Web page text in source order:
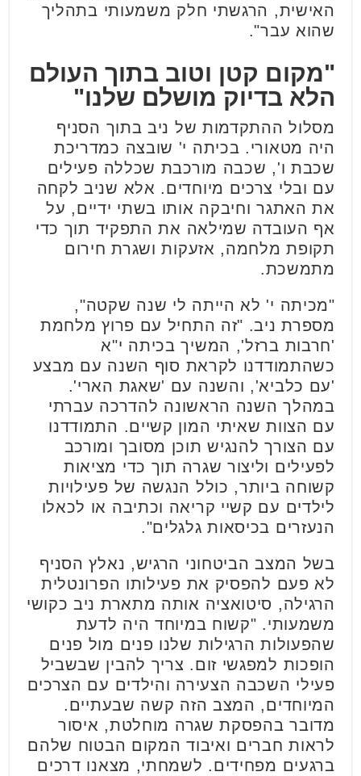
האישית, הרגשתי חלק משמעותי בתהליך
שהוא עבר".
"מקום קטן וטוב בתוך העולם
הלא בדיוק מושלם שלנו"
מסלול ההתקדמות של ניב בתוך הסניף
היה מטאורי. בכיתה י' שובצה כמדריכת
שכבת ו', שכבה מורכבת שכללה פעילים
עם ובלי צרכים מיוחדים. אלא שניב לקחה
את האתגר וחיבקה אותו בשתי ידיים, על
אף העובדה שמילאה את התפקיד תוך כדי
תקופת מלחמה, אזעקות ושגרת חירום
מתמשכת.
"מכיתה י' לא הייתה לי שנה שקטה",
מספרת ניב. "זה התחיל עם פרוץ מלחמת
'חרבות ברזל', המשיך בכיתה י"א
כשהתמודדנו לקראת סוף השנה עם מבצע
'עם כלביא', והשנה עם 'שאגת הארי'.
במהלך השנה הראשונה להדרכה עברתי
עם הצוות שאיתי המון קשיים. התמודדנו
עם הצורך להנגיש תוכן מסובך ומורכב
לפעילים וליצור שגרה תוך כדי מציאות
קשוחה ביותר, כולל הנגשה של פעילויות
לילדים עם קשיי קריאה וכתיבה או לכאלו
הנעזרים בכיסאות גלגלים".
בשל המצב הביטחוני הרגיש, נאלץ הסניף
לא פעם להפסיק את פעילותו הפרונטלית
הרגילה, סיטואציה אותה מתארת ניב כקושי
משמעותי. "קשוח במיוחד היה לדעת
שהפעולות הרגילות שלנו פנים מול פנים
הופכות למפגשי זום. צריך להבין שבשביל
פעילי השכבה הצעירה והילדים עם הצרכים
המיוחדים, המצב הזה קשה שבעתיים.
מדובר בהפסקת שגרה מוחלטת, איסור
לראות חברים ואיבוד המקום הבטוח שלהם
ברגעים מפחידים. לשמחתי, מצאנו דרכים